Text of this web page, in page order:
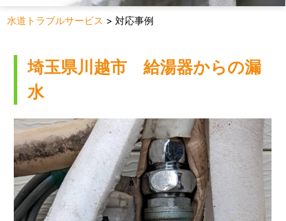
水道トラブルサービス > 対応事例
埼玉県川越市 給湯器からの漏
水